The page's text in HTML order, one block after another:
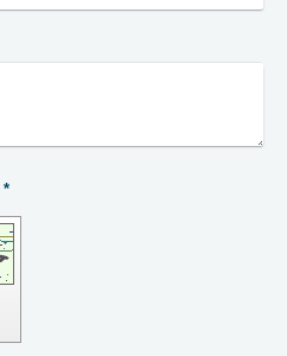
Captcha (Spam-Schutz-Code): *